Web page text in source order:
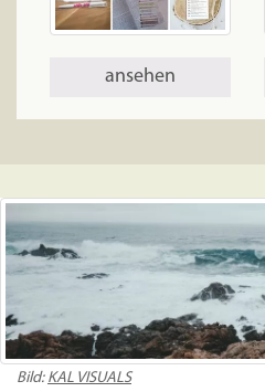
ansehen
Bild: KAL VISUALS